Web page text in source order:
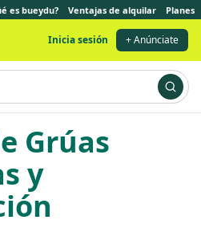
es bueydu? Ventajas de alquilar Planes
Inicia sesión + Anúnciate
Grúas
y